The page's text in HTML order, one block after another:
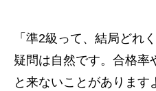
「準2級って、結局どれ
疑問は自然です。合格率
と来ないことがあります